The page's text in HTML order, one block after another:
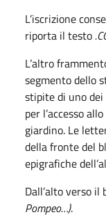
L’iscrizione
riporta il testo
L’altro
segmento dello
stipite di uno
per l’accesso
giardino. Le
della fronte del
epigrafiche
Dall’alto verso il
Pompeo…).